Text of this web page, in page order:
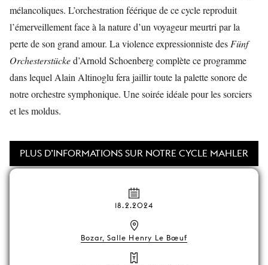
mélancoliques. L’orchestration féérique de ce cycle reproduit
l’émerveillement face à la nature d’un voyageur meurtri par la
perte de son grand amour. La violence expressionniste des Fünf
Orchesterstücked’Arnold Schoenberg complète ce programme
dans lequel Alain Altinoglu fera jaillir toute la palette sonore de
notre orchestre symphonique. Une soirée idéale pour les sorciers
et les moldus.
PLUS D’INFORMATIONS SUR NOTRE CYCLE MAHLER
18.2.2024
Bozar, Salle Henry Le Bœuf